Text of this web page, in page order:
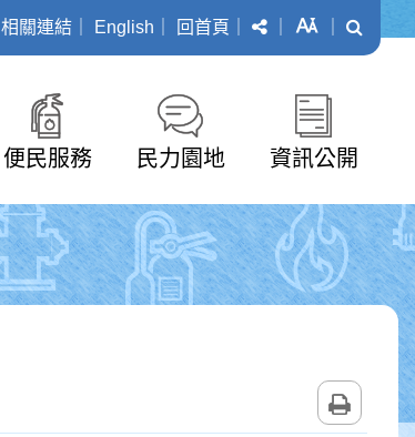
相關連結 English 回首頁 分享 字級
便民服務 民力園地 資訊公開